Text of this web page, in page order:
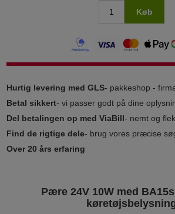
Køb
Hurtig levering med GLS- pakkeshop -
Betal sikkert- vi passer godt på dine
Del betalingen op med ViaBill- nemt og
Find de rigtige dele- brug vores præcise
Over 20 års erfaring
Pære 24V 10W med